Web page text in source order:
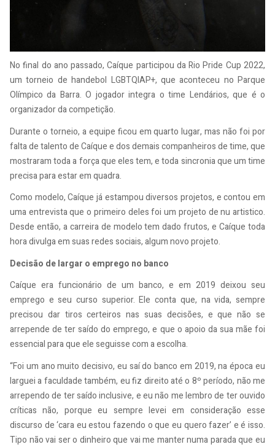
No final do ano passado, Caíque participou da Rio Pride Cup 2022,
um torneio de handebol LGBTQIAP+, que aconteceu no Parque
Olímpico da Barra. O jogador integra o time Lendários, que é o
organizador da competição.
Durante o torneio, a equipe ficou em quarto lugar, mas não foi por
falta de talento de Caíque e dos demais companheiros de time, que
mostraram toda a força que eles tem, e toda sincronia que um time
precisa para estar em quadra.
Como modelo, Caíque já estampou diversos projetos, e contou em
uma entrevista que o primeiro deles foi um projeto de nu artistico.
Desde então, a carreira de modelo tem dado frutos, e Caíque toda
hora divulga em suas redes sociais, algum novo projeto.
Decisão de largar o emprego no banco
Caíque era funcionário de um banco, e em 2019 deixou seu
emprego e seu curso superior. Ele conta que, na vida, sempre
precisou dar tiros certeiros nas suas decisões, e que não se
arrepende de ter saído do emprego, e que o apoio da sua mãe foi
essencial para que ele seguisse com a escolha.
“Foi um ano muito decisivo, eu saí do banco em 2019, na época eu
larguei a faculdade também, eu fiz direito até o 8º período, não me
arrependo de ter saído inclusive, e eu não me lembro de ter ouvido
críticas não, porque eu sempre levei em consideração esse
discurso de ‘cara eu estou fazendo o que eu quero fazer’ e é isso.
Tipo não vai ser o dinheiro que vai me manter numa parada que eu